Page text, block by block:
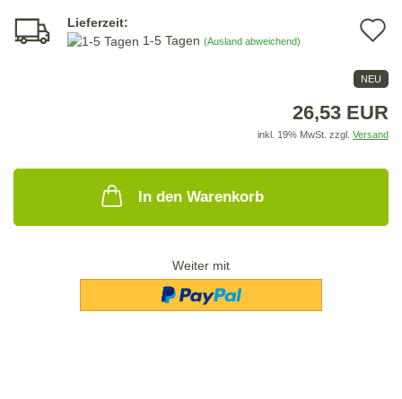
Lieferzeit:
1-5 Tagen (Ausland abweichend)
NEU
26,53 EUR
inkl. 19% MwSt. zzgl. Versand
In den Warenkorb
Weiter mit